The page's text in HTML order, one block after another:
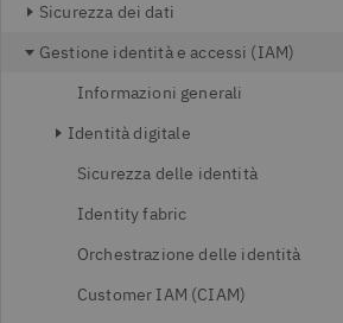
Sicurezza dei dati
Gestione identità e accessi (IAM)
Informazioni generali
Identità digitale
Sicurezza delle identità
Identity fabric
Orchestrazione delle identità
Customer IAM (CIAM)